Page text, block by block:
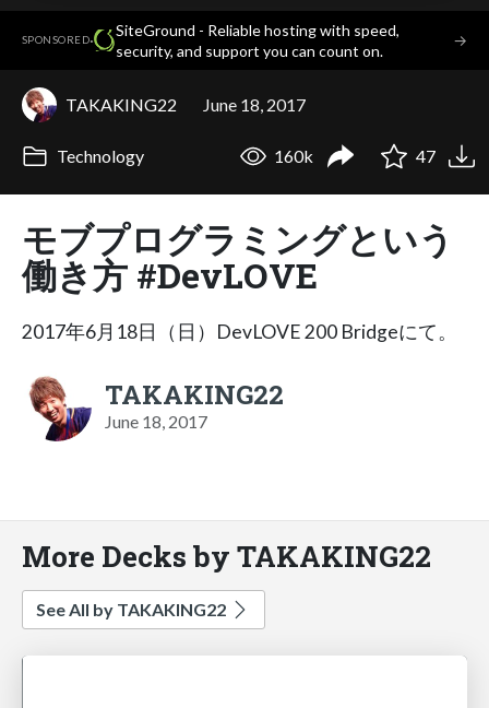
SPONSORED·
SiteGround - Reliable hosting with speed,
security, and support you can count on.
→
TAKAKING22 June 18, 2017
Technology 160k 47
モブプログラミングという
働き方 #DevLOVE
2017年6月18日（日）DevLOVE 200 Bridgeにて。
TAKAKING22
June 18, 2017
More Decks by TAKAKING22
See All by TAKAKING22